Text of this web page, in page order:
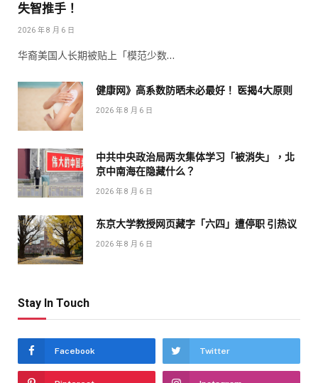
失智推手！
2026 年 8 月 6 日
华裔美国人长期被贴上「模范少数…
健康网》高系数防晒未必最好！ 医揭4大原则
2026 年 8 月 6 日
中共中央政治局两次集体学习「被消失」，北
京中南海在隐藏什么？
2026 年 8 月 6 日
东京大学教授网页藏字「六四」遭停职 引热议
2026 年 8 月 6 日
Stay In Touch
Facebook Twitter